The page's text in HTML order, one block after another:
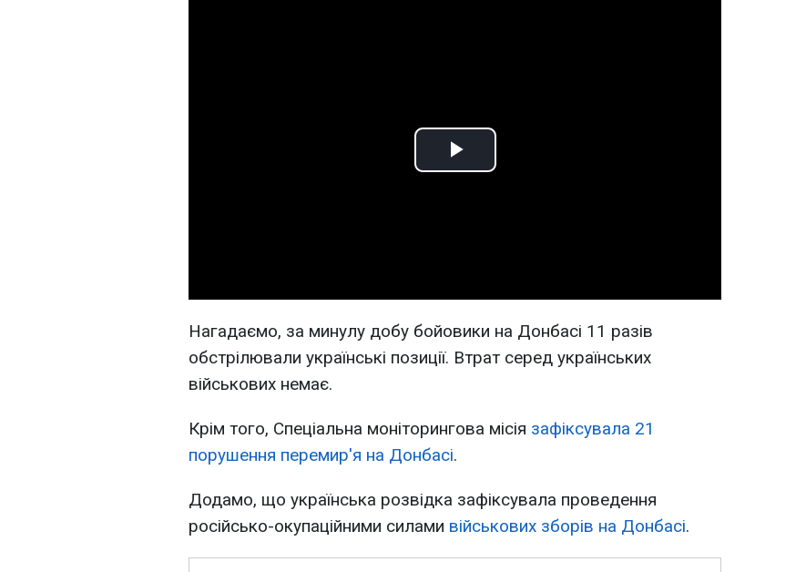
Play
Нагадаємо, за минулу добу бойовики на Донбасі 11 разів
обстрілювали українські позиції. Втрат серед українських
військових немає.
Крім того, Спеціальна моніторингова місія зафіксувала 21
порушення перемир'я на Донбасі.
Додамо, що українська розвідка зафіксувала проведення
російсько-окупаційними силами військових зборів на Донбасі.